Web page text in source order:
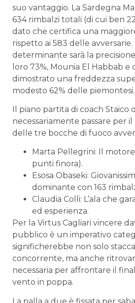
suo vantaggio. La Sardegna
634 rimbalzi totali (di cui ben
dato che certifica una
rispetto ai 583 delle
determinante sarà la precisione
loro 73%, Mounia El Habbab
dimostrato una freddezza
modesto 62% delle piemontesi.
Il piano partita di coach Staico
necessariamente passare per
delle tre bocche di fuoco
Marta Pellegrini: Il
punti finora).
Esosa Obaseki:
dominante con 163
Claudia Colli: L’ala che
ed esperienza.
Per la Virtus Cagliari vincere
pubblico è un imperativo
significherebbe non solo
concorrente, ma anche
necessaria per affrontare il
vento in poppa.